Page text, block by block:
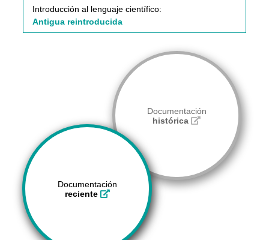
Introducción al lenguaje científico:
Antigua reintroducida
Documentación
histórica
Documentación
reciente